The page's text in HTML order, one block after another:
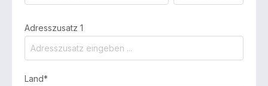
Adresszusatz 1
Land*